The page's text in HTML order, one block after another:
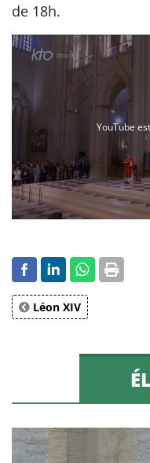
de 18h.
YouTube
Léon XIV